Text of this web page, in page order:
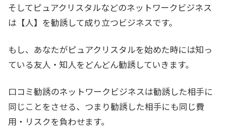
そしてピュアクリスタルなどのネットワークビジネス
は【人】を勧誘して成り立つビジネスです。
もし、あなたがピュアクリスタルを始めた時には知っ
ている友人・知人をどんどん勧誘していきます。
口コミ勧誘のネットワークビジネスは勧誘した相手に
同じことをさせる、つまり勧誘した相手にも同じ費
用・リスクを負わせます。